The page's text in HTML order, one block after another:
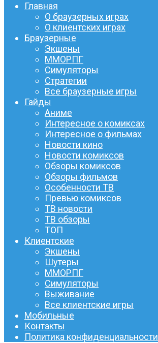
Главная
О браузерных играх
О клиентских играх
Браузерные
Экшены
ММОРПГ
Симуляторы
Стратегии
Все браузерные игры
Гайды
Аниме
Интересное о комиксах
Интересное о фильмах
Новости кино
Новости комиксов
Обзоры комиксов
Обзоры фильмов
Особенности ТВ
Превью комиксов
ТВ новости
ТВ обзоры
ТОП
Клиентские
Экшены
Шутеры
ММОРПГ
Симуляторы
Выживание
Все клиентские игры
Мобильные
Контакты
Политика конфиденциальности